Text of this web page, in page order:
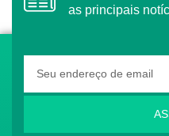
as principais